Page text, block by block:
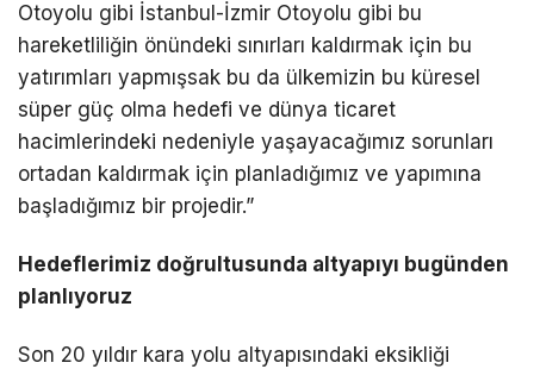
Otoyolu gibi İstanbul-İzmir Otoyolu gibi bu
hareketliliğin önündeki sınırları kaldırmak için bu
yatırımları yapmışsak bu da ülkemizin bu küresel
süper güç olma hedefi ve dünya ticaret
hacimlerindeki nedeniyle yaşayacağımız sorunları
ortadan kaldırmak için planladığımız ve yapımına
başladığımız bir projedir.”
Hedeflerimiz doğrultusunda altyapıyı bugünden
planlıyoruz
Son 20 yıldır kara yolu altyapısındaki eksikliği